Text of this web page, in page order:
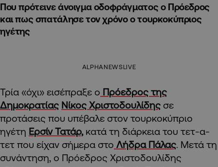
Που πρότεινε άνοιγμα οδοφράγματος ο Πρόεδρος
και πως σπατάλησε τον χρόνο ο τουρκοκύπριος
ηγέτης
ALPHANEWSLIVE
Τρία «όχι» εισέπραξε ο Πρόεδρος της
Δημοκρατίας Νίκος Χριστοδουλίδης σε
προτάσεις που υπέβαλε στον τουρκοκύπριο
ηγέτη Ερσίν Τατάρ, κατά τη διάρκεια του τετ-α-
τετ που είχαν σήμερα στο Λήδρα Πάλας. Μετά τη
συνάντηση, ο Πρόεδρος Χριστοδουλίδης